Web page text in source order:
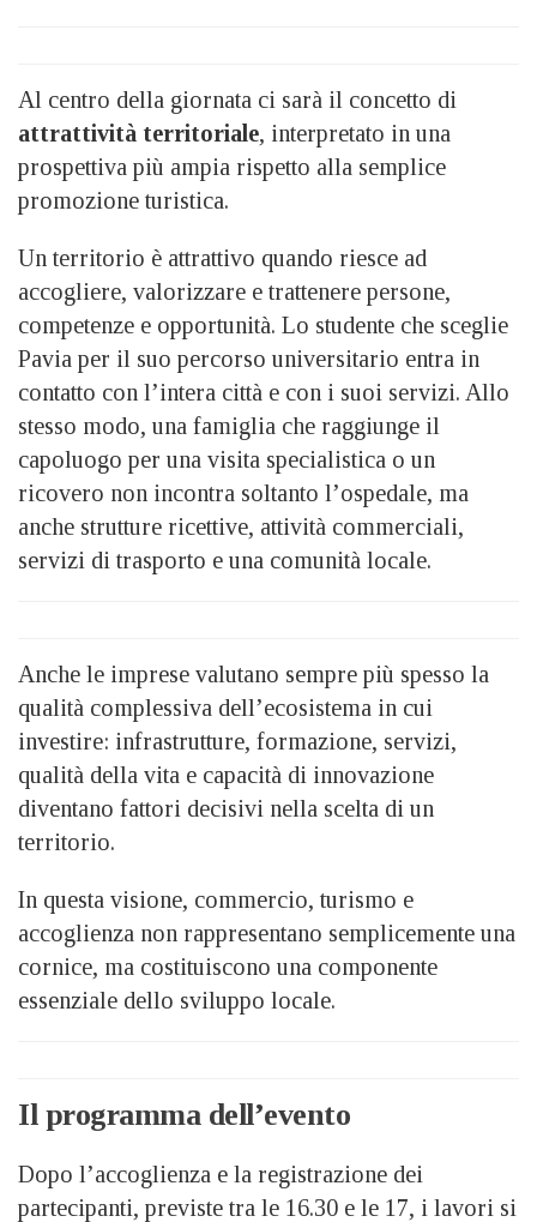
Al centro della giornata ci sarà il concetto di
attrattività territoriale, interpretato in una
prospettiva più ampia rispetto alla semplice
promozione turistica.
Un territorio è attrattivo quando riesce ad
accogliere, valorizzare e trattenere persone,
competenze e opportunità. Lo studente che sceglie
Pavia per il suo percorso universitario entra in
contatto con l’intera città e con i suoi servizi. Allo
stesso modo, una famiglia che raggiunge il
capoluogo per una visita specialistica o un
ricovero non incontra soltanto l’ospedale, ma
anche strutture ricettive, attività commerciali,
servizi di trasporto e una comunità locale.
Anche le imprese valutano sempre più spesso la
qualità complessiva dell’ecosistema in cui
investire: infrastrutture, formazione, servizi,
qualità della vita e capacità di innovazione
diventano fattori decisivi nella scelta di un
territorio.
In questa visione, commercio, turismo e
accoglienza non rappresentano semplicemente una
cornice, ma costituiscono una componente
essenziale dello sviluppo locale.
Il programma dell’evento
Dopo l’accoglienza e la registrazione dei
partecipanti, previste tra le 16.30 e le 17, i lavori si